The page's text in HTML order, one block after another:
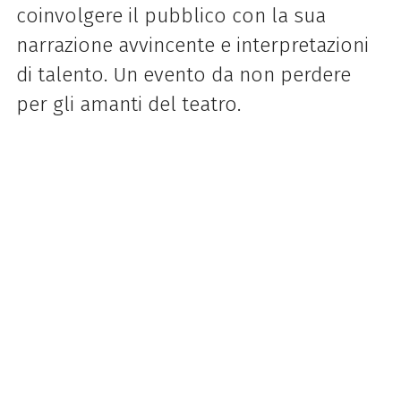
coinvolgere il pubblico con la sua
narrazione avvincente e interpretazioni
di talento. Un evento da non perdere
per gli amanti del teatro.